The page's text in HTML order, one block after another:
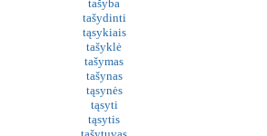
tašyba
tašydinti
tąsykiais
tašyklė
tašymas
tašynas
tąsynės
tąsyti
tąsytis